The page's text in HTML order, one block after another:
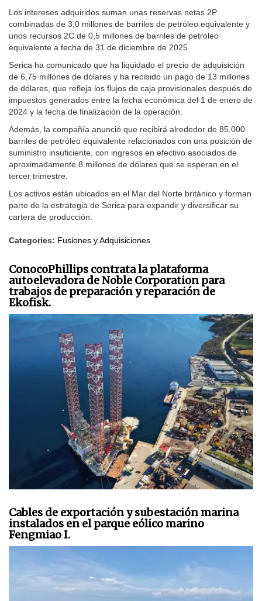
Los intereses adquiridos suman unas reservas netas 2P
combinadas de 3,0 millones de barriles de petróleo equivalente y
unos recursos 2C de 0,5 millones de barriles de petróleo
equivalente a fecha de 31 de diciembre de 2025.
Serica ha comunicado que ha liquidado el precio de adquisición
de 6,75 millones de dólares y ha recibido un pago de 13 millones
de dólares, que refleja los flujos de caja provisionales después de
impuestos generados entre la fecha económica del 1 de enero de
2024 y la fecha de finalización de la operación.
Además, la compañía anunció que recibirá alrededor de 85.000
barriles de petróleo equivalente relacionados con una posición de
suministro insuficiente, con ingresos en efectivo asociados de
aproximadamente 8 millones de dólares que se esperan en el
tercer trimestre.
Los activos están ubicados en el Mar del Norte británico y forman
parte de la estrategia de Serica para expandir y diversificar su
cartera de producción.
Categories: Fusiones y Adquisiciones
ConocoPhillips contrata la plataforma
autoelevadora de Noble Corporation para
trabajos de preparación y reparación de
Ekofisk.
Cables de exportación y subestación marina
instalados en el parque eólico marino
Fengmiao I.